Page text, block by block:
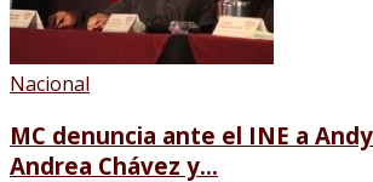
Nacional
MC denuncia ante el INE a
Andrea Chávez y...